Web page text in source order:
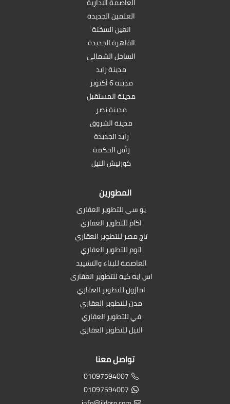
العلمين الجديدة
العين السخنة
القاهرة الجديدة
الساحل الشمالى
مدينة زايد
مدينة 6 أكتوبر
مدينة المستقبل
مدينة نصر
مدينة الشروق
زايد الجديدة
رأس الحكمة
كورنيش النيل
المطورين
يو سى للتطوير العقارى
اكام للتطوير العقاري
تاج مصر للتطوير العقاري
اتوم للتطوير العقاري
العاصمة للبناء والتشييد
اس ايه كيه للتطوير العقارى
امازون للتطوير العقاري
مدن للتطوير العقاري
في للتطوير العقاري
النيل للتطوير العقاري
تواصل معنا
01097594007
01097594007